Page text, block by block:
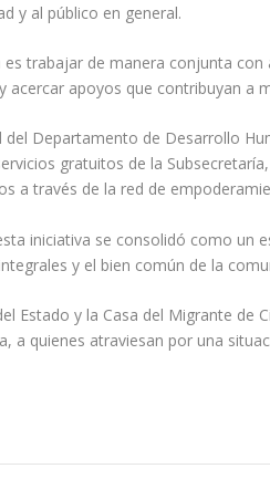
y al público en general.
trabajar de manera conjunta
acercar apoyos que contribuyan a
Departamento de Desarrollo
gratuitos de la
a través de la red de
iniciativa se consolidó como un
y el bien común de la
Estado y la Casa del Migrante de
a quienes atraviesan por una